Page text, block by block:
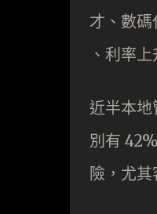
才、數
、利率
近半本
別有
險，尤